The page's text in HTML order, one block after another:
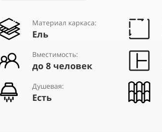
Материал каркаса:
Ель
Вместимость:
до 8 человек
Душевая:
Есть